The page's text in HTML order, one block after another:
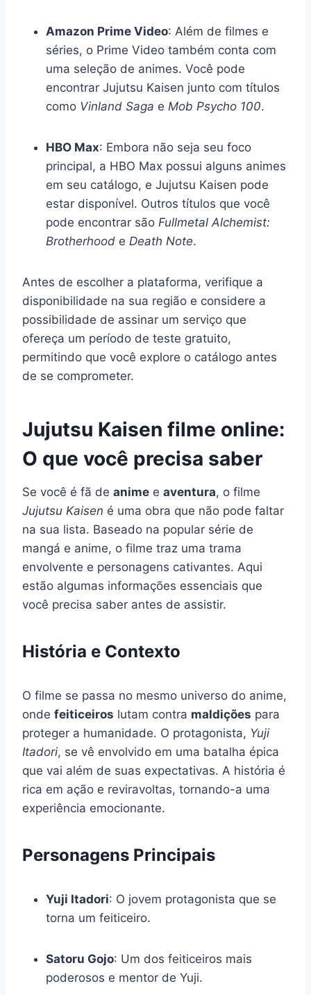
Amazon Prime Video: Além de filmes e
séries, o Prime Video também conta com
uma seleção de animes. Você pode
encontrar Jujutsu Kaisen junto com títulos
como Vinland Saga e Mob Psycho 100.
HBO Max: Embora não seja seu foco
principal, a HBO Max possui alguns animes
em seu catálogo, e Jujutsu Kaisen pode
estar disponível. Outros títulos que você
pode encontrar são Fullmetal Alchemist:
Brotherhood e Death Note.
Antes de escolher a plataforma, verifique a
disponibilidade na sua região e considere a
possibilidade de assinar um serviço que
ofereça um período de teste gratuito,
permitindo que você explore o catálogo antes
de se comprometer.
Jujutsu Kaisen filme online:
O que você precisa saber
Se você é fã de anime e aventura, o filme
Jujutsu Kaisen é uma obra que não pode faltar
na sua lista. Baseado na popular série de
mangá e anime, o filme traz uma trama
envolvente e personagens cativantes. Aqui
estão algumas informações essenciais que
você precisa saber antes de assistir.
História e Contexto
O filme se passa no mesmo universo do anime,
onde feiticeiros lutam contra maldições para
proteger a humanidade. O protagonista, Yuji
Itadori, se vê envolvido em uma batalha épica
que vai além de suas expectativas. A história é
rica em ação e reviravoltas, tornando-a uma
experiência emocionante.
Personagens Principais
Yuji Itadori: O jovem protagonista que se
torna um feiticeiro.
Satoru Gojo: Um dos feiticeiros mais
poderosos e mentor de Yuji.